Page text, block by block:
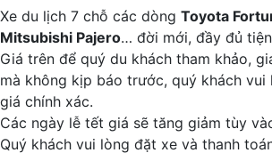
Xe du lịch 7 chỗ các dòng Toyota
Mitsubishi Pajero… đời mới, đầy đủ
Giá trên để quý du khách tham khảo,
mà không kịp báo trước, quý khách vui
giá chính xác.
Các ngày lễ tết giá sẽ tăng giảm tùy
Quý khách vui lòng đặt xe và thanh